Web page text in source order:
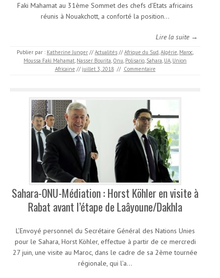
Faki Mahamat au 31ème Sommet des chefs d’Etats africains
réunis à Nouakchott, a conforté la position…
Lire la suite →
Publier par : Katherine Junger // Actualités // Afrique du Sud,Algérie, Maroc,
Moussa Faki Mahamat, Nasser Bourita, Onu, Polisario, Sahara, UA, Union
Africaine // juillet 3, 2018 // Commentaire
Sahara-ONU-Médiation : Horst Köhler en visite à
Rabat avant l’étape de Laâyoune/Dakhla
L’Envoyé personnel du Secrétaire Général des Nations Unies
pour le Sahara, Horst Köhler, effectue à partir de ce mercredi
27 juin, une visite au Maroc, dans le cadre de sa 2ème tournée
régionale, qui l’a…